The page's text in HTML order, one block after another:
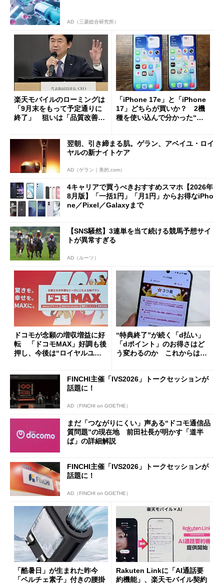
AD（三菱総合研究所）
楽天モバイルのローミングは
「9月末をもって予定通りに
終了」 狙いは「品質改善」
「iPhone 17e」と「iPhone
17」どちらが買いか？ 2機
種を使い込んで分かった“ス
翌朝、引き締まる肌。ゲラン、アベイユ・ロイ
ヤルの新ナイトケア
AD（ゲラン｜美的.com）
4キャリアで買うべきおすすめスマホ【2026年
8月版】「一括1円」「月1円」からお得なiPho
ne／Pixel／Galaxyまで
【SNS騒然】3連単を当て続ける競馬予想サイ
トが異常すぎる
AD（ルーツ）
ドコモが念願の増収増益に好
転 「ドコモMAX」好調も後
押し、今後は“ロイヤルユー
“特典終了”が続く「d払い」
「dポイント」のお得さはど
う変わるのか これからは
FINCHI主催「IVS2026」トークセッションが
話題に！
AD（FINCHI on GOETHE）
まだ「つながりにくい」声ある“ドコモ通信品
質問題”の現在地 前田社長が明かす「道半
ば」の詳細解説
FINCHI主催「IVS2026」トークセッションが
話題に！
AD（FINCHI on GOETHE）
「酷暑日」が生まれた昨今
「ペルチェ素子」付きの腰掛
Rakuten Linkに「AI通話要
約機能」、楽天モバイル契約